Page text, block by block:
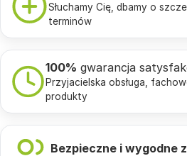
Słuchamy Cię, dbamy o
terminów
100% gwarancja
Przyjacielska obsługa,
produkty
Bezpieczne i wygodne